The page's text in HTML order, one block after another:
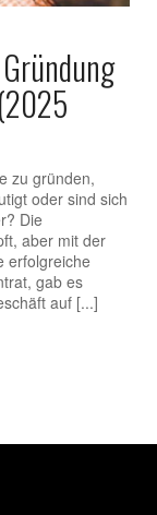
zu gründen,
oder sind sich
Die
aber mit der
erfolgreiche
gab es
auf [...]